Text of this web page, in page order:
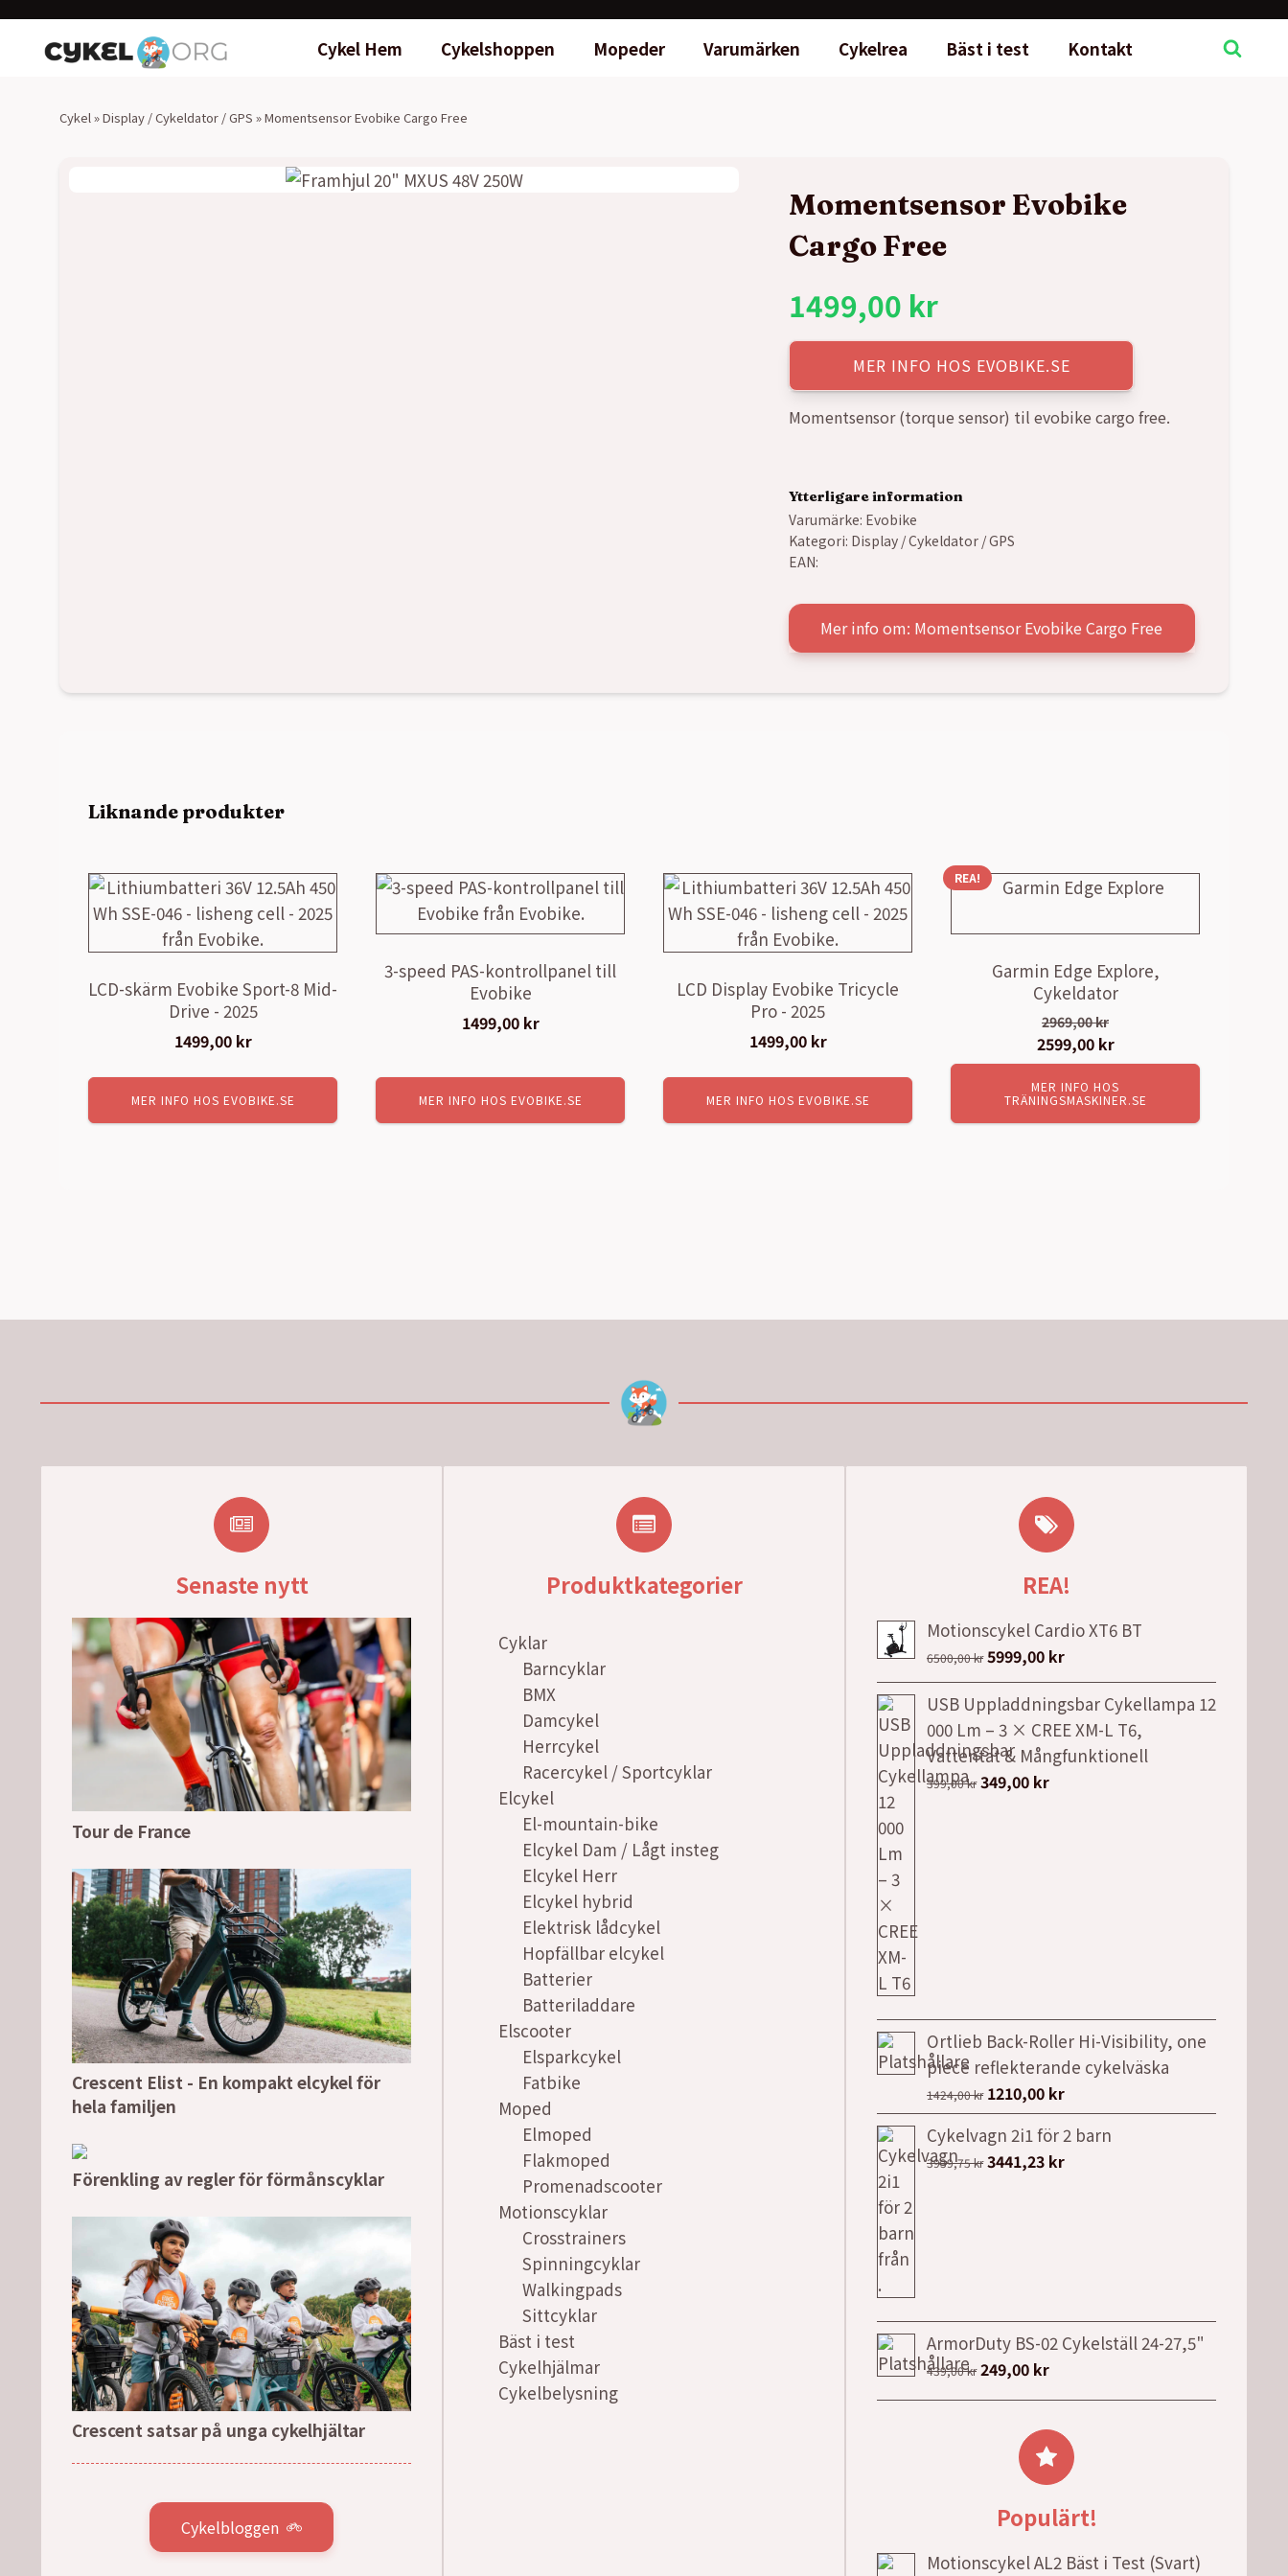
Cykel Hem Cykelshoppen Mopeder Varumärken Cykelrea Bäst i test Kontakt
Cykel »Display / Cykeldator / GPS »Momentsensor Evobike Cargo Free
Momentsensor Evobike
Cargo Free
1499,00 kr
MER INFO HOS EVOBIKE.SE
Momentsensor (torque sensor) til evobike cargo free.
Ytterligare information
Varumärke: Evobike
Kategori: Display / Cykeldator / GPS
EAN:
Mer info om: Momentsensor Evobike Cargo Free
Liknande produkter
LCD-skärm Evobike Sport-8 Mid-
Drive - 2025
1499,00 kr
MER INFO HOS EVOBIKE.SE
3-speed PAS-kontrollpanel till
Evobike
1499,00 kr
MER INFO HOS EVOBIKE.SE
LCD Display Evobike Tricycle
Pro - 2025
1499,00 kr
MER INFO HOS EVOBIKE.SE
REA!
Garmin Edge Explore,
Cykeldator
2969,00kr
Det
ursprungliga
priset
2599,00 krDet
nuvarande
priset
MER INFO HOS
TRÄNINGSMASKINER.SE
Senaste nytt
Tour de France
Crescent Elist - En kompakt elcykel för
hela familjen
Förenkling av regler för förmånscyklar
Crescent satsar på unga cykelhjältar
Cykelbloggen
Produktkategorier
Cyklar
Barncyklar
BMX
Damcykel
Herrcykel
Racercykel / Sportcyklar
Elcykel
El-mountain-bike
Elcykel Dam / Lågt insteg
Elcykel Herr
Elcykel hybrid
Elektrisk lådcykel
Hopfällbar elcykel
Batterier
Batteriladdare
Elscooter
Elsparkcykel
Fatbike
Moped
Elmoped
Flakmoped
Promenadscooter
Motionscyklar
Crosstrainers
Spinningcyklar
Walkingpads
Sittcyklar
Bäst i test
Cykelhjälmar
Cykelbelysning
REA!
Motionscykel Cardio XT6 BT
6500,00kr Det
ursprungliga
priset
var:
6500,00 kr.
5999,00 kr
nuvarande
priset
är:
5999,00 kr.
USB Uppladdningsbar Cykellampa 12
000 Lm – 3 × CREE XM-L T6,
Vattentät & Mångfunktionell
399,00kr Det
349,00 kr
Ortlieb Back-Roller Hi-Visibility, one
piece reflekterande cykelväska
1424,00kr Det
ursprungliga
priset
var:
1210,00 kr
nuvarande
priset
Cykelvagn 2i1 för 2 barn
3939,75kr Det
3441,23 kr
ArmorDuty BS-02 Cykelställ 24-27,5"
439,00kr Det
ursprungliga
439,00 kr.
249,00 kr
nuvarande
är:
249,00 kr.
Populärt!
Motionscykel AL2 Bäst i Test (Svart)